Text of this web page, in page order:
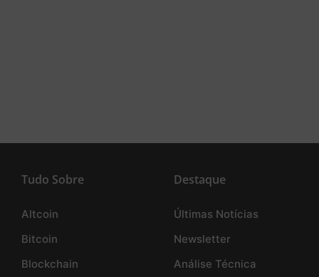
Tudo Sobre
Altcoin
Bitcoin
Blockchain
Destaque
Últimas Notícias
Newsletter
Análise Técnica